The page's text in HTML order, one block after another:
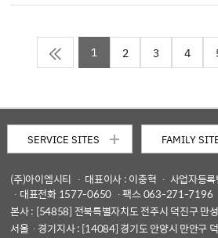
1 2 3 4
(주)아이엠시티 ㆍ 대표이사 : 이충혁 ㆍ 사업자
ㆍ대표전화 1577-0650 ㆍ팩스 063-271-7196
본사 : [54858] 전북특별자치도 전주시 덕진구 만
서울ㆍ경기지사 : [14084] 경기도 안양시 만안구
SERVICE SITES FAMILY